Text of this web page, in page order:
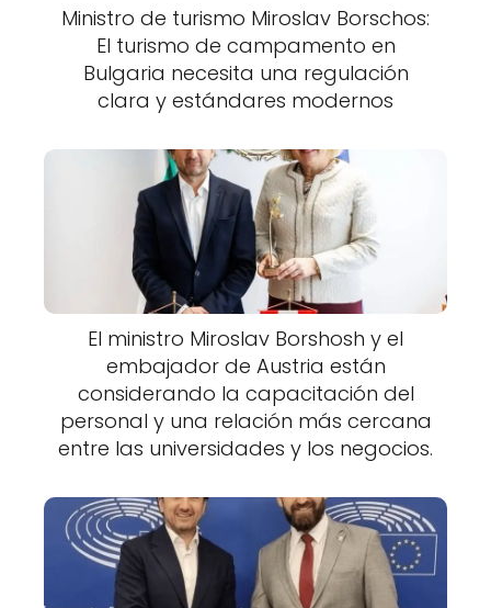
Ministro de turismo Miroslav Borschos:
El turismo de campamento en
Bulgaria necesita una regulación
clara y estándares modernos
El ministro Miroslav Borshosh y el
embajador de Austria están
considerando la capacitación del
personal y una relación más cercana
entre las universidades y los negocios.